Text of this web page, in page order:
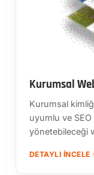
Kurumsal
Kurumsal
uyumlu ve SEO
yönetebileceği
DETAYLI İNCELE